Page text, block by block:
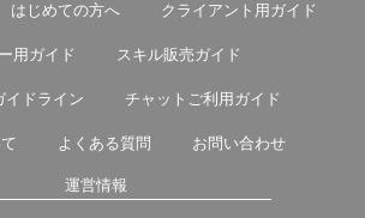
はじめての方へ クライアント用ガイド
用ガイド スキル販売ガイド
イドライン チャットご利用ガイド
よくある質問 お問い合わせ
運営情報